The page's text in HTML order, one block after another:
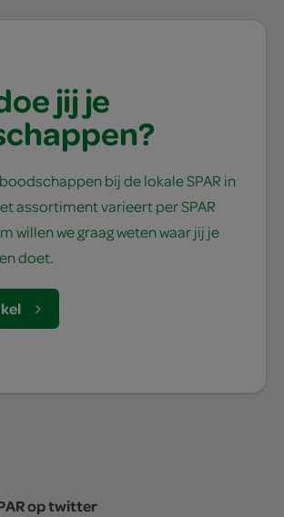
jij je
bij de lokale SPAR in
assortiment varieert per SPAR
willen we graag weten waar jij je
doet.
op twitter